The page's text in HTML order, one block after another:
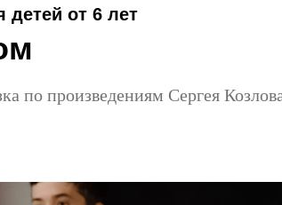
детей от 6 лет
по произведениям Сергея